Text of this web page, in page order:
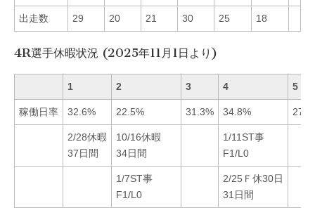
出走数 29 20 21 30 25 18
4R選手休暇状況 (2025年11月1日より)
1 2 3 4 5
稼働日率 32.6% 22.5% 31.3% 34.8%
2/28休暇
37日間
10/16休暇
34日間
1/11ST事
F1/L0
1/7ST事
F1/L0
2/25Ｆ休30日
31日間